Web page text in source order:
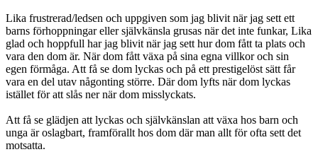
Lika frustrerad/ledsen och uppgiven som jag blivit när jag sett ett
barns förhoppningar eller självkänsla grusas när det inte funkar, Lika
glad och hoppfull har jag blivit när jag sett hur dom fått ta plats och
vara den dom är. När dom fått växa på sina egna villkor och sin
egen förmåga. Att få se dom lyckas och på ett prestigelöst sätt får
vara en del utav någonting större. Där dom lyfts när dom lyckas
istället för att slås ner när dom misslyckats.
Att få se glädjen att lyckas och självkänslan att växa hos barn och
unga är oslagbart, framförallt hos dom där man allt för ofta sett det
motsatta.